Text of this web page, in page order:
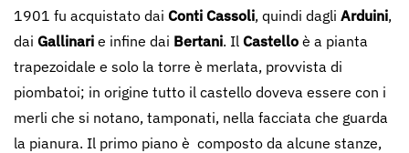
1901 fu acquistato dai Conti Cassoli, quindi dagli Arduini,
dai Gallinari e infine dai Bertani. Il Castello è a pianta
trapezoidale e solo la torre è merlata, provvista di
piombatoi; in origine tutto il castello doveva essere con i
merli che si notano, tamponati, nella facciata che guarda
la pianura. Il primo piano è composto da alcune stanze,